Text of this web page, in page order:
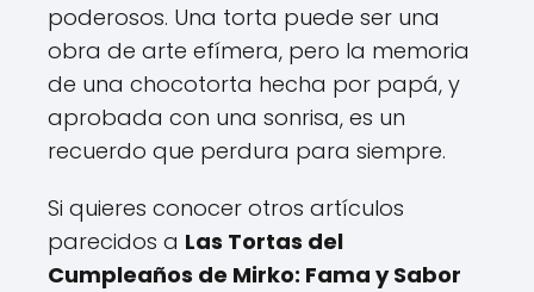
poderosos. Una torta puede ser una
obra de arte efímera, pero la memoria
de una chocotorta hecha por papá, y
aprobada con una sonrisa, es un
recuerdo que perdura para siempre.
Si quieres conocer otros artículos
parecidos a Las Tortas del
Cumpleaños de Mirko: Fama y Sabor